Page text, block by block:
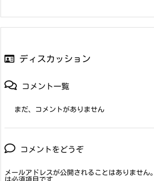
ディスカッション
コメント一覧
まだ、コメントがありません
コメントをどうぞ
メールアドレスが公開されることはありません。
は必須項目です